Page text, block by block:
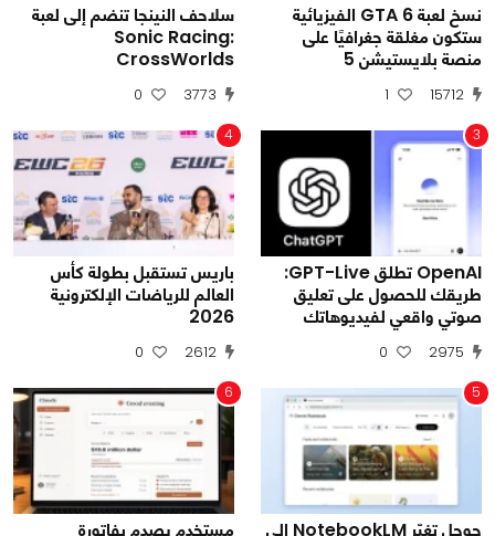
نسخ لعبة GTA 6 الفيزيائية
ستكون مغلقة جغرافيًا على
منصة بلايستيشن 5
15712
1
سلاحف النينجا تنضم إلى لعبة
Sonic Racing:
CrossWorlds
3773
0
3
OpenAI تطلق GPT-Live:
طريقك للحصول على تعليق
صوتي واقعي لفيديوهاتك
2975
0
4
باريس تستقبل بطولة كأس
العالم للرياضات الإلكترونية
2026
2612
0
5
جوجل تغيّر NotebookLM إلى
6
مستخدم يصدم بفاتورة